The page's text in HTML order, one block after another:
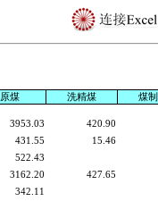
原煤 洗精煤 煤
3953.03
420.90
431.55
15.46
522.43
3162.20
427.65
342.11